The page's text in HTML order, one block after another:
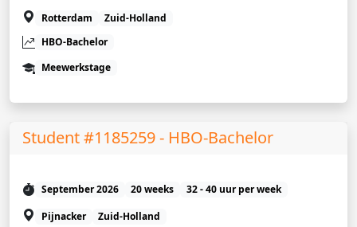
Rotterdam
Zuid-Holland
HBO-Bachelor
Meewerkstage
Student #1185259 - HBO-Bachelor
September 2026 20 weeks
32 - 40 uur per week
Pijnacker
Zuid-Holland